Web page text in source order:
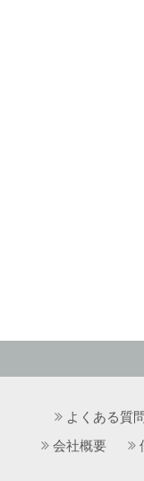
よくある質
会社概要